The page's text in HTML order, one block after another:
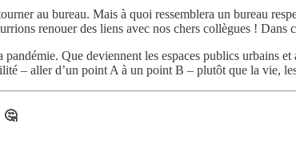
au bureau. Mais à quoi ressemblera un bureau
renouer des liens avec nos chers collègues ! Dans
Que deviennent les espaces publics urbains
– aller d’un point A à un point B – plutôt que la vie,
🤔